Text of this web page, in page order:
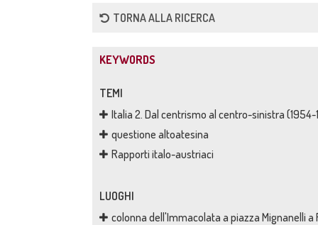
TORNA ALLA RICERCA
KEYWORDS
TEMI
Italia 2. Dal centrismo al centro-sinistra (1954-
questione altoatesina
Rapporti italo-austriaci
LUOGHI
colonna dell'Immacolata a piazza Mignanelli a